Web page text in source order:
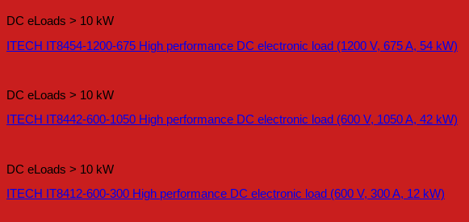
DC eLoads > 10 kW
ITECH IT8454-1200-675 High performance DC electronic load (1200 V, 675 A, 54 kW)
DC eLoads > 10 kW
ITECH IT8442-600-1050 High performance DC electronic load (600 V, 1050 A, 42 kW)
DC eLoads > 10 kW
ITECH IT8412-600-300 High performance DC electronic load (600 V, 300 A, 12 kW)